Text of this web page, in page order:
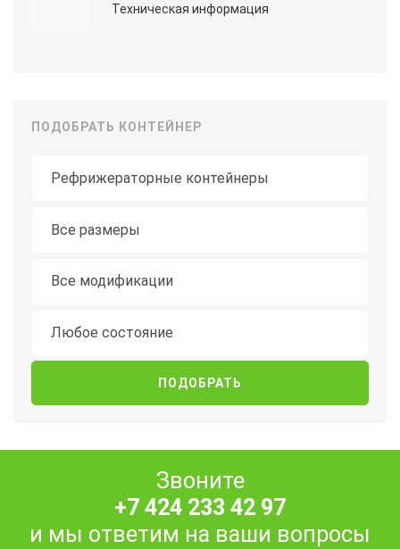
Техническая информация
ПОДОБРАТЬ КОНТЕЙНЕР
Все размеры
Все модификации
Любое состояние
Звоните
+7 424 233 42 97
и мы ответим на ваши вопросы